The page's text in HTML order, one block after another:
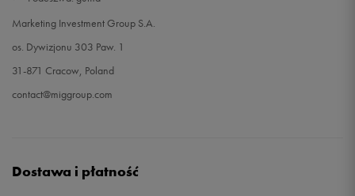
Marketing Investment Group S.A.
os. Dywizjonu 303 Paw. 1
31-871 Cracow, Poland
contact@miggroup.com
Dostawa i płatność